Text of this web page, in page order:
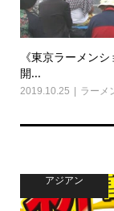
《東京ラーメン
開...
2019.10.25 ラーメ
アジアン